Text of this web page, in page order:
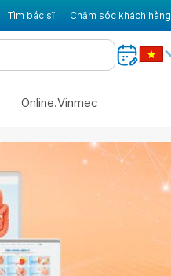
Tìm bác sĩ Chăm sóc khách hàng
Online.Vinmec